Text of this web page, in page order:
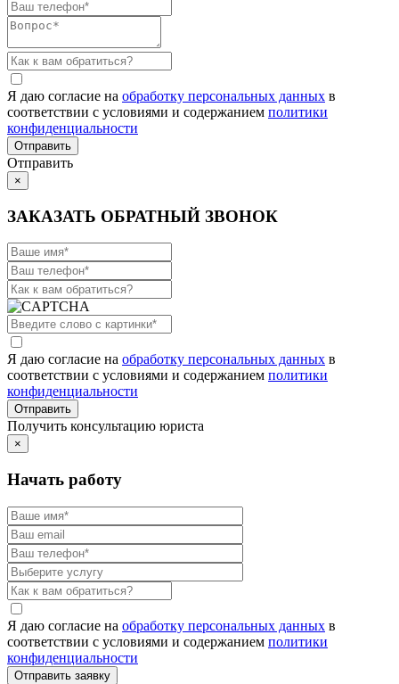
Я даю согласие на обработку персональных данных в
соответствии с условиями и содержанием политики
конфиденциальности
Отправить
×
ЗАКАЗАТЬ ОБРАТНЫЙ ЗВОНОК
Я даю согласие на обработку персональных данных в
соответствии с условиями и содержанием политики
конфиденциальности
Получить консультацию юриста
×
Начать работу
Я даю согласие на обработку персональных данных в
соответствии с условиями и содержанием политики
конфиденциальности